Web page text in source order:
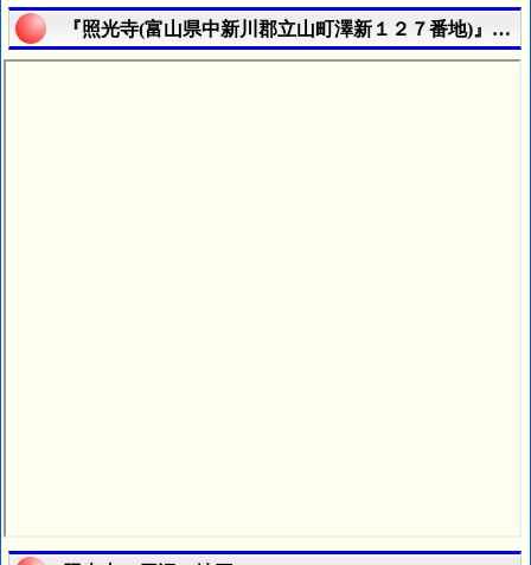
『照光寺(富山県中新川郡立山町澤新１２７番地)』の